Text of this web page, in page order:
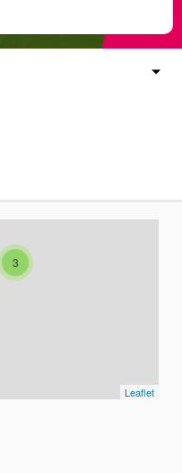
qui présente les
3
Leaflet